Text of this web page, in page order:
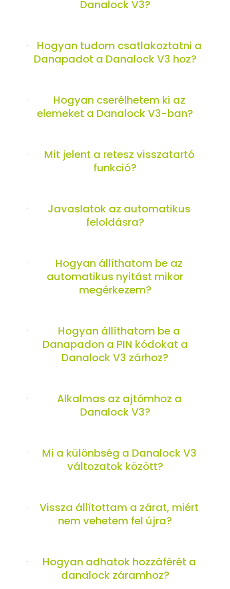
Danalock V3?
Hogyan tudom csatlakoztatni a
Danapadot a Danalock V3 hoz?
Hogyan cserélhetem ki az
elemeket a Danalock V3-ban?
Mit jelent a retesz visszatartó
funkció?
Javaslatok az automatikus
feloldásra?
Hogyan állíthatom be az
automatikus nyitást mikor
megérkezem?
Hogyan állíthatom be a
Danapadon a PIN kódokat a
Danalock V3 zárhoz?
Alkalmas az ajtómhoz a
Danalock V3?
Mi a különbség a Danalock V3
változatok között?
Vissza állítottam a zárat, miért
nem vehetem fel újra?
Hogyan adhatok hozzáférét a
danalock záramhoz?